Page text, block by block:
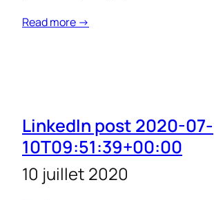
Read more →
LinkedIn post 2020-07-
10T09:51:39+00:00
10 juillet 2020